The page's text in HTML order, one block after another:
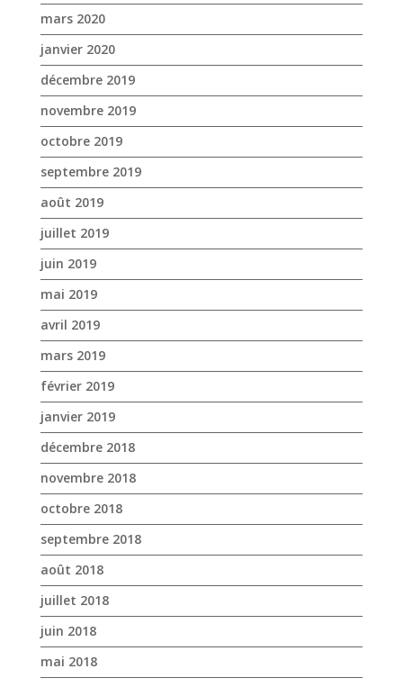
mars 2020
janvier 2020
décembre 2019
novembre 2019
octobre 2019
septembre 2019
août 2019
juillet 2019
juin 2019
mai 2019
avril 2019
mars 2019
février 2019
janvier 2019
décembre 2018
novembre 2018
octobre 2018
septembre 2018
août 2018
juillet 2018
juin 2018
mai 2018